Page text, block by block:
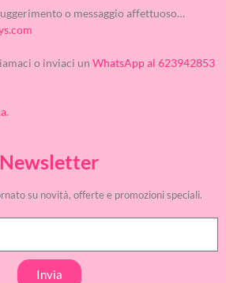
o messaggio affettuoso…
o inviaci un WhatsApp al 623942853
Newsletter
su novità, offerte e promozioni speciali.
Invia